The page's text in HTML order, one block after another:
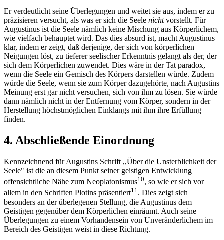
Er verdeutlicht seine Überlegungen und weitet sie aus, indem er zu
präzisieren versucht, als was er sich die Seele nichtvorstellt. Für
Augustinus ist die Seele nämlich keine Mischung aus Körperlichem,
wie vielfach behauptet wird. Das dies absurd ist, macht Augustinus
klar, indem er zeigt, daß derjenige, der sich von körperlichen
Neigungen löst, zu tieferer seelischer Erkenntnis gelangt als der, der
sich dem Körperlichen zuwendet. Dies wäre in der Tat paradox,
wenn die Seele ein Gemisch des Körpers darstellen würde. Zudem
würde die Seele, wenn sie zum Körper dazugehörte, nach Augustins
Meinung erst gar nicht versuchen, sich von ihm zu lösen. Sie würde
dann nämlich nicht in der Entfernung vom Körper, sondern in der
Herstellung höchstmöglichen Einklangs mit ihm ihre Erfüllung
finden.
4. Abschließende Einordnung
Kennzeichnend für Augustins Schrift ,,Über die Unsterblichkeit der
Seele" ist die an diesem Punkt seiner geistigen Entwicklung
offensichtliche Nähe zum Neoplatonismus10, so wie er sich vor
allem in den Schriften Plotins präsentiert11. Dies zeigt sich
besonders an der überlegenen Stellung, die Augustinus dem
Geistigen gegenüber dem Körperlichen einräumt. Auch seine
Überlegungen zu einem Vorhandensein von Unveränderlichem im
Bereich des Geistigen weist in diese Richtung.